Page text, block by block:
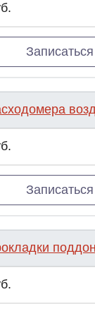
Записаться
Записаться